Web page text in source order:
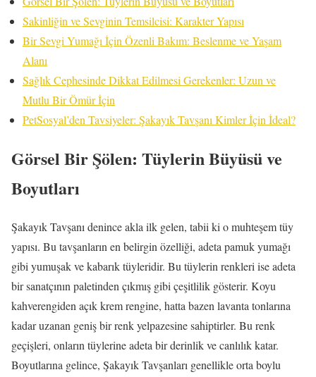
Sakinliğin ve Sevginin Temsilcisi: Karakter Yapısı
Bir Sevgi Yumağı İçin Özenli Bakım: Beslenme ve Yaşam
Alanı
Sağlık Cephesinde Dikkat Edilmesi Gerekenler: Uzun ve
Mutlu Bir Ömür İçin
PetSosyal’den Tavsiyeler: Şakayık Tavşanı Kimler İçin İdeal?
Görsel Bir Şölen: Tüylerin Büyüsü ve
Boyutları
Şakayık Tavşanı denince akla ilk gelen, tabii ki o muhteşem tüy
yapısı. Bu tavşanların en belirgin özelliği, adeta pamuk yumağı
gibi yumuşak ve kabarık tüyleridir. Bu tüylerin renkleri ise adeta
bir sanatçının paletinden çıkmış gibi çeşitlilik gösterir. Koyu
kahverengiden açık krem rengine, hatta bazen lavanta tonlarına
kadar uzanan geniş bir renk yelpazesine sahiptirler. Bu renk
geçişleri, onların tüylerine adeta bir derinlik ve canlılık katar.
Boyutlarına gelince, Şakayık Tavşanları genellikle orta boylu